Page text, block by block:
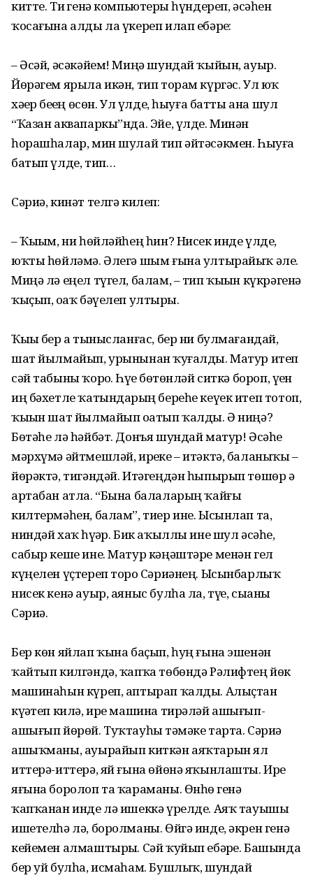
китте. Тиҙ генә компью­терҙы һүндереп, әсәһен
ҡосағына алды ла үкереп илап ебәрҙе:
– Әсәй, әсәкәйем! Миңә шундай ҡыйын, ауыр.
Йөрәгем ярыла икән, тип торам күргәс. Ул юҡ
хәҙер беҙҙең өсөн. Ул үлде, һыуға батты ана шул
“Ҡазан аквапаркы”нда. Эйе, үлде. Минән
һорашһалар, мин шулай тип әйтәсәкмен. Һыуға
батып үлде, тип…
Сәриә, кинәт телгә килеп:
– Ҡыҙым, ни һөйләйһең һин? Нисек инде үлде,
юҡты һөйләмә. Әлегә шым ғына ултырайыҡ әле.
Миңә лә еңел түгел, балам, – тип ҡыҙын күкрәгенә
ҡыҫып, оҙаҡ бәүелеп ултырҙы.
Ҡыҙы бер аҙ тынысланғас, бер ни булмағандай,
шат йылмайып, урынынан ҡуҙғалды. Матур итеп
сәй табыны ҡорҙо. Һүҙҙе бөтөнләй ситкә бороп, үҙен
иң бәхетле ҡатындарҙың береһе кеүек итеп тотоп,
ҡыҙын шат йылмайып оҙатып ҡалды. Ә ниңә?
Бөтәһе лә һәйбәт. Донъя шундай матур! Әсәһе
мәрхүмә әйтмешләй, ирҙеке – итәктә, баланыҡы –
йөрәктә, тигәндәй. Итәгеңдән һыпырып төшөр ҙә
артабан атла. “Бына балаларың ҡайғы
килтермәһен, балам”, тиер ине. Ысынлап та,
ниндәй хаҡ һүҙҙәр. Бик аҡыллы ине шул әсәһе,
сабыр кеше ине. Матур кәңәштәре менән гел
күңелен үҫтереп торҙо Сәриәнең. Ысынбарлыҡ
нисек кенә ауыр, аяныс булһа ла, түҙҙе, сыҙаны
Сәриә.
Бер көн яйлап ҡына баҫып, һуң ғына эшенән
ҡайтып килгәндә, ҡапҡа төбөндә Рәлифтең йөк
машинаһын күреп, аптырап ҡалды. Алыҫтан
күҙәтеп килә, ире машина тирәләй ашығып-
ашығып йөрөй. Туҡтауһыҙ тәмәке тарта. Сәриә
ашыҡманы, ауырайып киткән аяҡтарын ял
иттерә-иттерә, яй ғына өйөнә яҡынлашты. Ире
яғына боролоп та ҡараманы. Өнһөҙ генә
ҡапҡанан инде лә ишеккә үрелде. Аяҡ тауышы
ишетелһә лә, боролманы. Өйгә инде, әкрен генә
кейемен алмаштырҙы. Сәй ҡуйып ебәр­ҙе. Башында
бер уй булһа, исма­һам. Бушлыҡ, шундай